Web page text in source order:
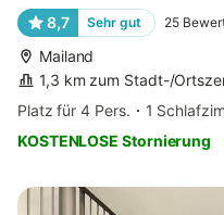
8,7 Sehr gut 25
Mailand
1,3 km zum Stadt-/
Platz für 4 Pers.
1
KOSTENLOSE Stornierung